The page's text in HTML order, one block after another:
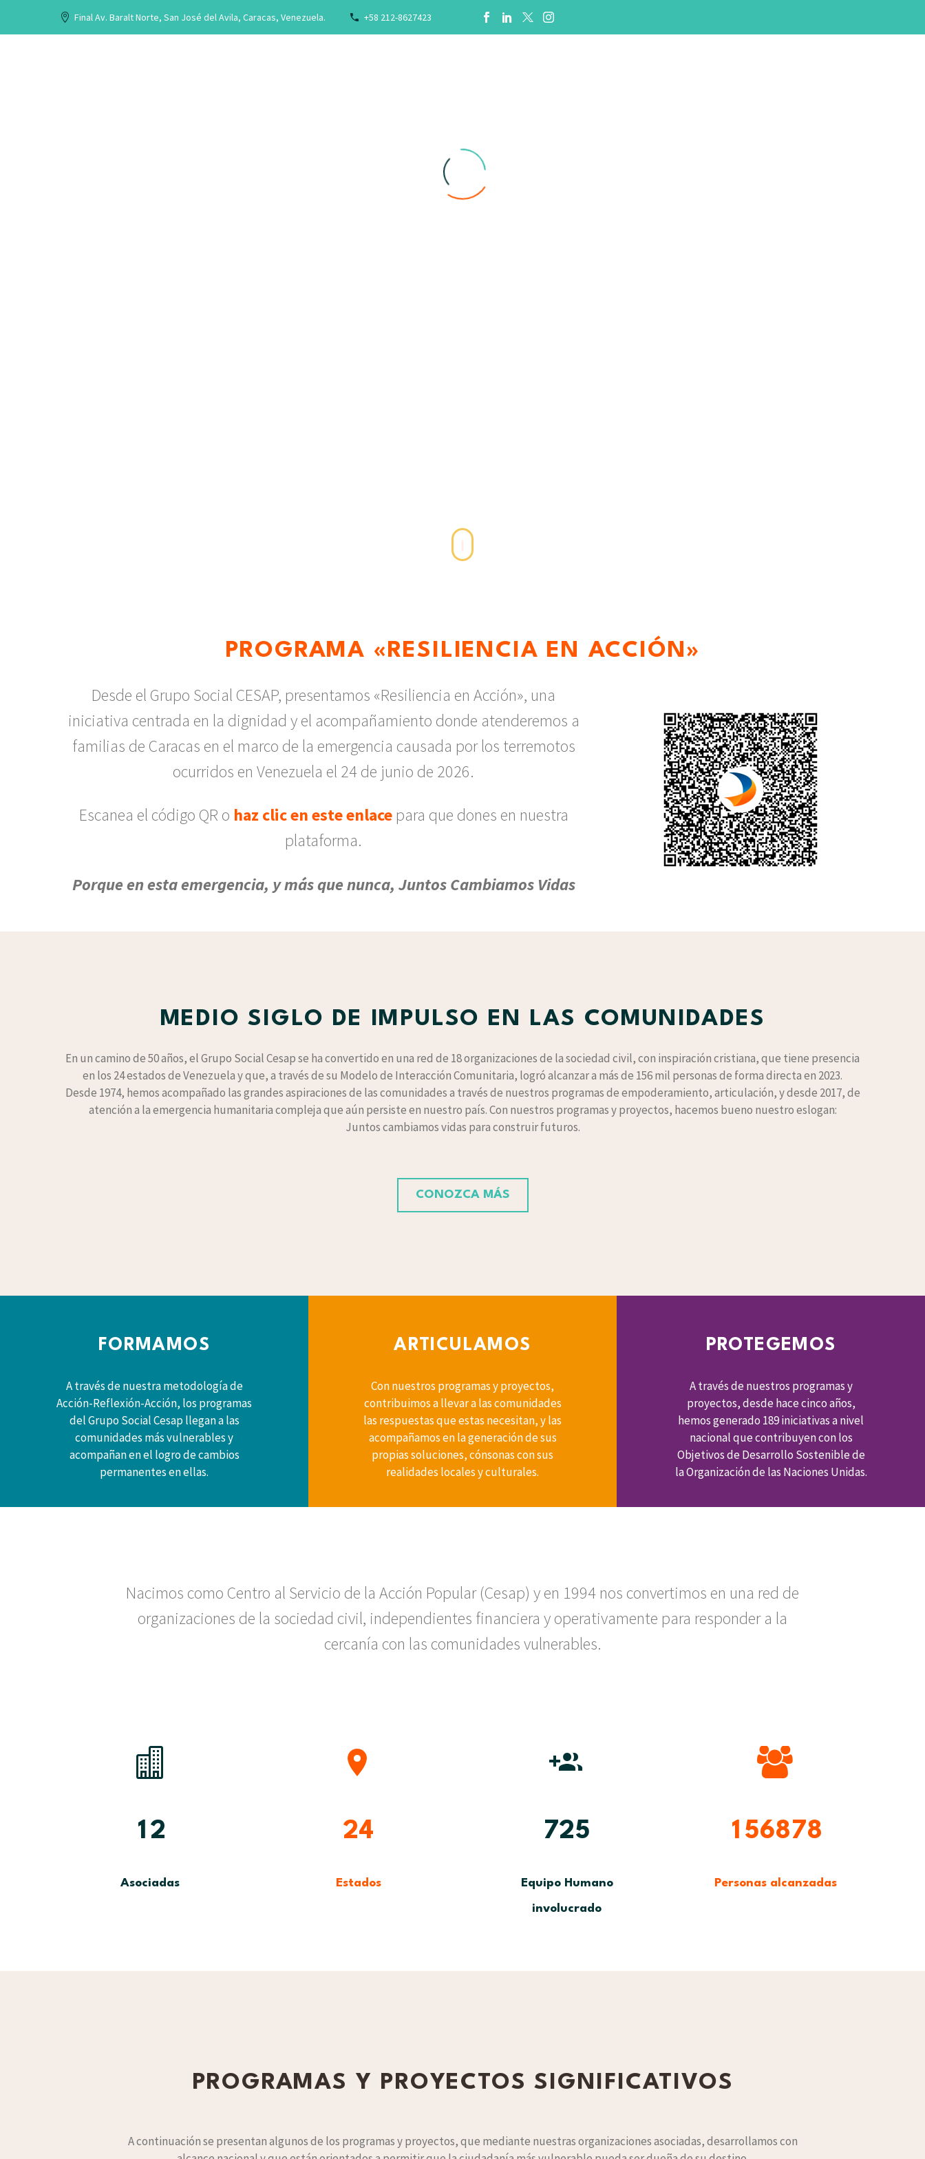
Final Av. Baralt Norte, San José del Avila, Caracas, Venezuela. +58 212-8627423
PROGRAMA «RESILIENCIA EN ACCIÓN»
Desde el Grupo Social CESAP, presentamos «Resiliencia en Acción», una
iniciativa centrada en la dignidad y el acompañamiento donde atenderemos a
familias de Caracas en el marco de la emergencia causada por los terremotos
ocurridos en Venezuela el 24 de junio de 2026.
Escanea el código QR o haz clic en este enlacepara que dones en nuestra
plataforma.
Porque en esta emergencia, y más que nunca, Juntos Cambiamos Vidas
MEDIO SIGLO DE IMPULSO EN LAS COMUNIDADES
En un camino de 50 años, el Grupo Social Cesap se ha convertido en una red de 18 organizaciones de la sociedad civil, con inspiración cristiana, que tiene presencia
en los 24 estados de Venezuela y que, a través de su Modelo de Interacción Comunitaria, logró alcanzar a más de 156 mil personas de forma directa en 2023.
Desde 1974, hemos acompañado las grandes aspiraciones de las comunidades a través de nuestros programas de empoderamiento, articulación, y desde 2017, de
atención a la emergencia humanitaria compleja que aún persiste en nuestro país. Con nuestros programas y proyectos, hacemos bueno nuestro eslogan:
Juntos cambiamos vidas para construir futuros.
CONOZCA MÁS
FORMAMOS
A través de nuestra metodología de
Acción-Reflexión-Acción, los programas
del Grupo Social Cesap llegan a las
comunidades más vulnerables y
acompañan en el logro de cambios
permanentes en ellas.
ARTICULAMOS
Con nuestros programas y proyectos,
contribuimos a llevar a las comunidades
las respuestas que estas necesitan, y las
acompañamos en la generación de sus
propias soluciones, cónsonas con sus
realidades locales y culturales.
PROTEGEMOS
A través de nuestros programas y
proyectos, desde hace cinco años,
hemos generado 189 iniciativas a nivel
nacional que contribuyen con los
Objetivos de Desarrollo Sostenible de
la Organización de las Naciones Unidas.
Nacimos como Centro al Servicio de la Acción Popular (Cesap) y en 1994 nos convertimos en una red de
organizaciones de la sociedad civil, independientes financiera y operativamente para responder a la
cercanía con las comunidades vulnerables.


1 2
Asociadas


24
Estados


725
Equipo Humano
involucrado


1 56878
Personas alcanzadas
PROGRAMAS Y PROYECTOS SIGNIFICATIVOS
A continuación se presentan algunos de los programas y proyectos, que mediante nuestras organizaciones asociadas, desarrollamos con